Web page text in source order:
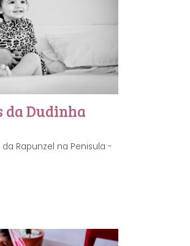
da Dudinha
Rapunzel na Penisula -